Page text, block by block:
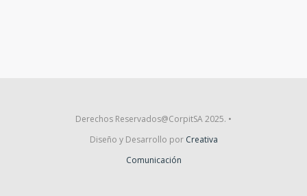
Derechos Reservados@CorpitSA 2025. •
Diseño y Desarrollo por Creativa
Comunicación